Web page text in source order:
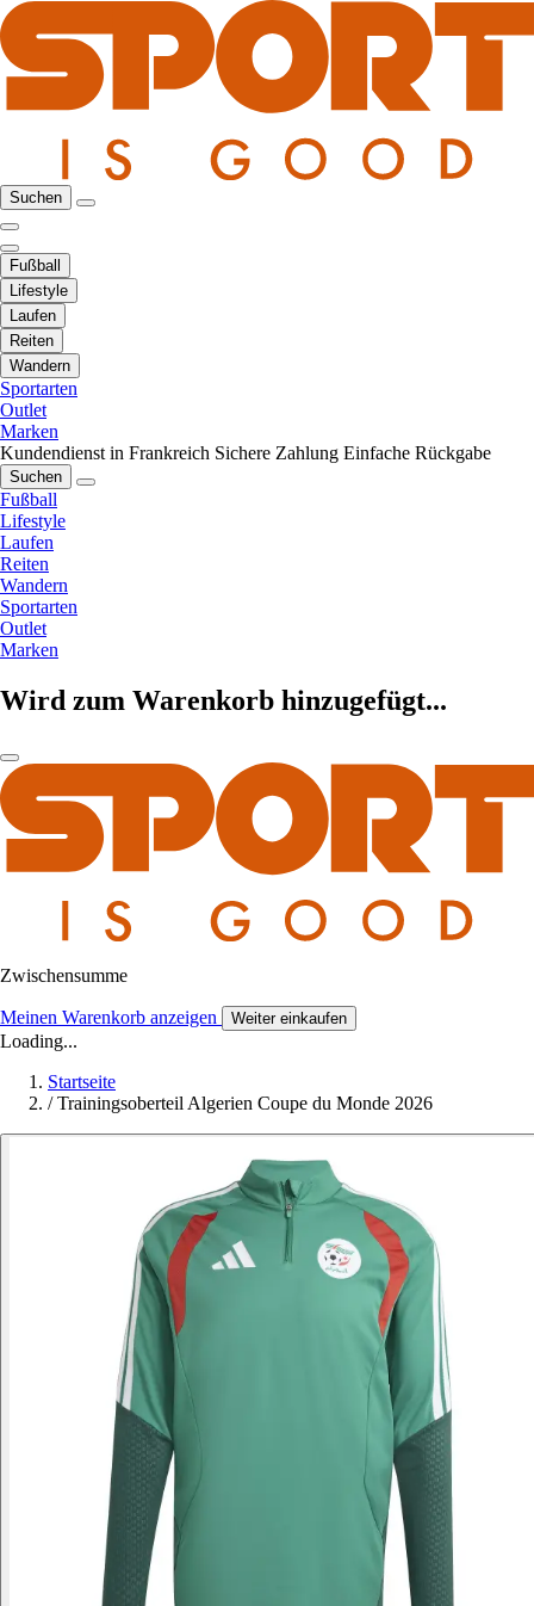
Suchen
Fußball
Lifestyle
Laufen
Reiten
Wandern
Sportarten
Outlet
Marken
Kundendienst in Frankreich Sichere Zahlung Einfache Rückgabe
Suchen
Fußball
Lifestyle
Laufen
Reiten
Wandern
Sportarten
Outlet
Marken
Wird zum Warenkorb hinzugefügt...
Zwischensumme
Meinen Warenkorb anzeigen Weiter einkaufen
Loading...
Startseite
/ Trainingsoberteil Algerien Coupe du Monde 2026